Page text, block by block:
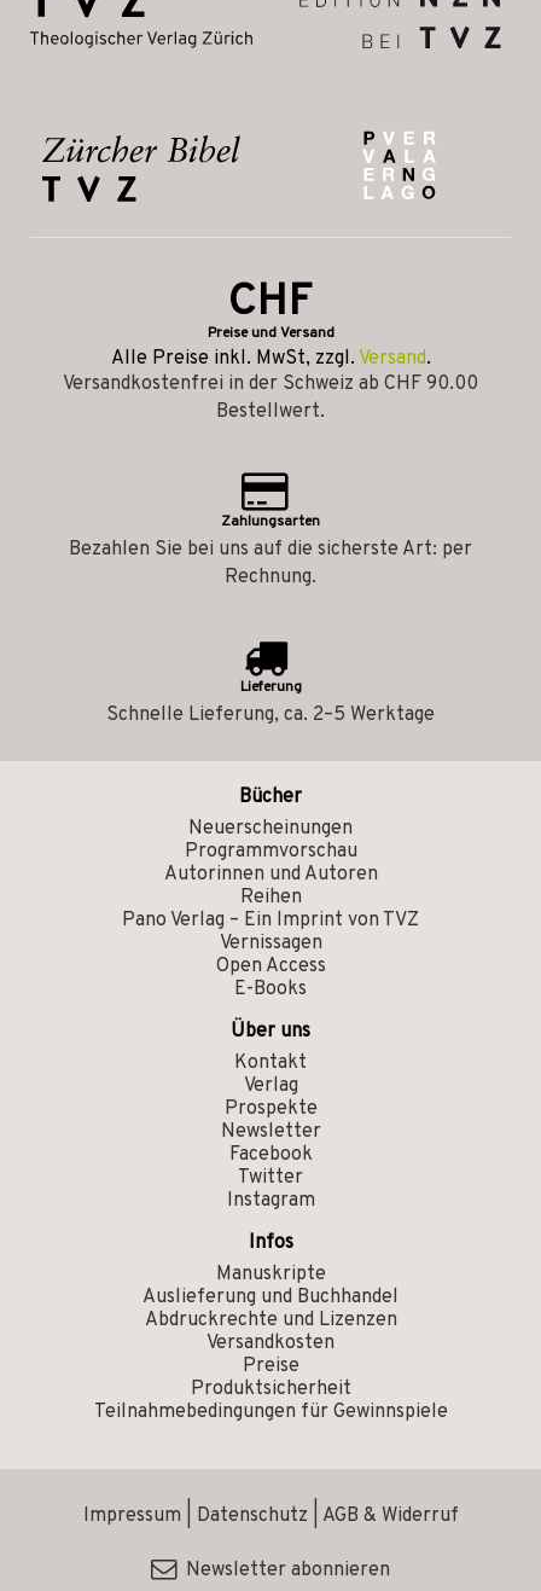
CHF
Preise und Versand
Alle Preise inkl. MwSt, zzgl. Versand.
Versandkostenfrei in der Schweiz ab CHF 90.00
Bestellwert.
Zahlungsarten
Bezahlen Sie bei uns auf die sicherste Art: per
Rechnung.
Lieferung
Schnelle Lieferung, ca. 2–5 Werktage
Bücher
Neuerscheinungen
Programmvorschau
Autorinnen und Autoren
Reihen
Pano Verlag – Ein Imprint von TVZ
Vernissagen
Open Access
E-Books
Über uns
Kontakt
Verlag
Prospekte
Newsletter
Facebook
Twitter
Instagram
Infos
Manuskripte
Auslieferung und Buchhandel
Abdruckrechte und Lizenzen
Versandkosten
Preise
Produktsicherheit
Teilnahmebedingungen für Gewinnspiele
Impressum Datenschutz AGB & Widerruf
Newsletter abonnieren